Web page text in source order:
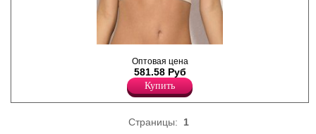
комфортными бретелями, с
поддержкой в области груди.
Полиамид 81%
Эластан 19%
Оптовая цена
581.58 Руб
Купить
Страницы: 1